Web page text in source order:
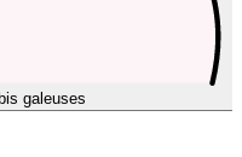
galeuses